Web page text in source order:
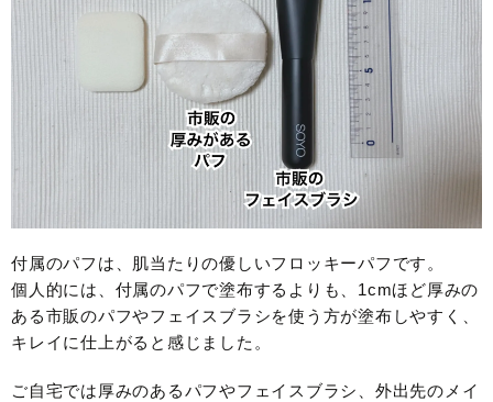
付属のパフは、肌当たりの優しいフロッキーパフです。
個人的には、付属のパフで塗布するよりも、1cmほど厚みの
ある市販のパフやフェイスブラシを使う方が塗布しやすく、
キレイに仕上がると感じました。
ご自宅では厚みのあるパフやフェイスブラシ、外出先のメイ